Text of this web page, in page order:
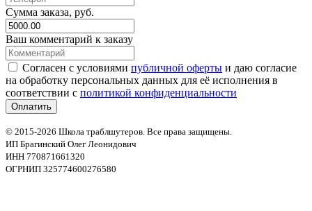
Сумма заказа, руб.
Ваш комментарий к заказу
Согласен с условиями публичной оферты и даю согласие
на обработку персональных данных для её исполнения в
соответствии с политикой конфиденциальности
© 2015-2026 Школа траблшутеров. Все права защищены.
ИП Брагинский Олег Леонидович
ИНН 770871661320
ОГРНИП 325774600276580